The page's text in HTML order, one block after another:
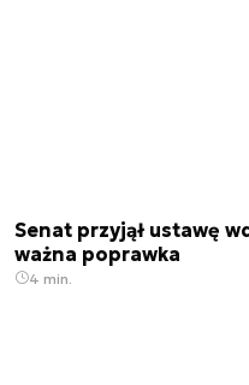
Senat przyjął ustawę
ważna poprawka
4 min.